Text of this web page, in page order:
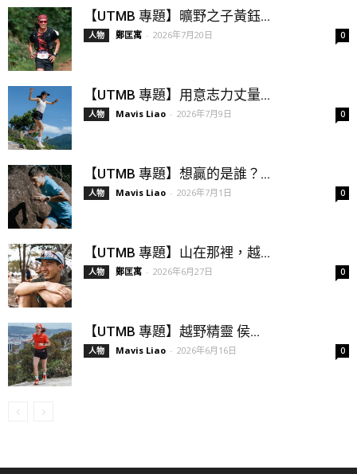
【UTMB 專題】曠野之子黃鈺...
人物 鄭匡寓 - 2026年7月20日 0
【UTMB 專題】用意志力丈量...
人物 Mavis Liao - 2026年7月9日 0
【UTMB 專題】想贏的是誰？...
人物 Mavis Liao - 2026年7月1日 0
【UTMB 專題】山在那裡，越...
人物 鄭匡寓 - 2026年6月27日 0
【UTMB 專題】越野精靈 侯...
人物 Mavis Liao - 2026年6月16日 0